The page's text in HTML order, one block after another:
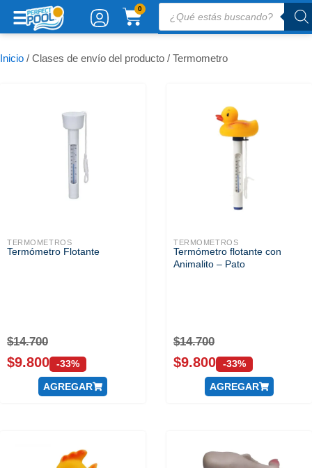
0
CARRITO
productos
Inicio / Clases de envío del producto / Termometro
TERMOMETROS
Termómetro Flotante
$14.700
$9.800 -33%
AGREGAR
TERMOMETROS
Termómetro flotante con
Animalito – Pato
$14.700
$9.800 -33%
AGREGAR